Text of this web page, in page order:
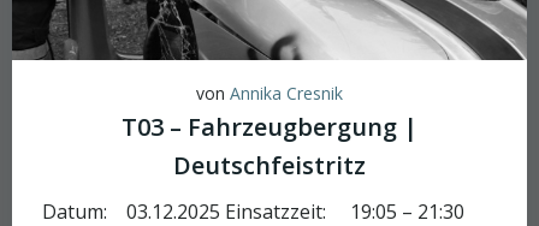
von Annika Cresnik
T03 – Fahrzeugbergung |
Deutschfeistritz
Datum: 03.12.2025 Einsatzzeit: 19:05 – 21:30